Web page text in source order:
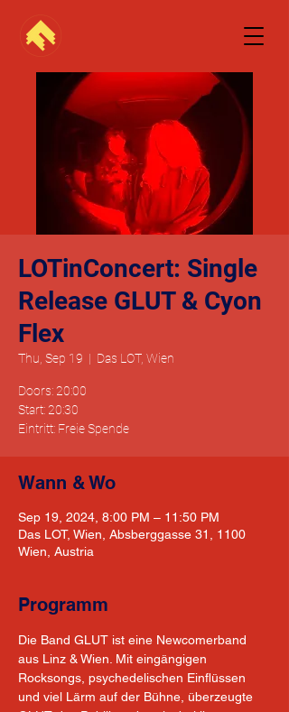
LOTinConcert: Single
Release GLUT & Cyon
Flex
Thu, Sep 19
  |
Das LOT, Wien
Doors: 20:00
Start: 20:30
Eintritt: Freie Spende
Wann & Wo
Sep 19, 2024, 8:00 PM – 11:50 PM
Das LOT, Wien, Absberggasse 31, 1100
Wien, Austria
Programm
Die Band GLUT ist eine Newcomerband
aus Linz & Wien. Mit eingängigen
Rocksongs, psychedelischen Einflüssen
und viel Lärm auf der Bühne, überzeugte